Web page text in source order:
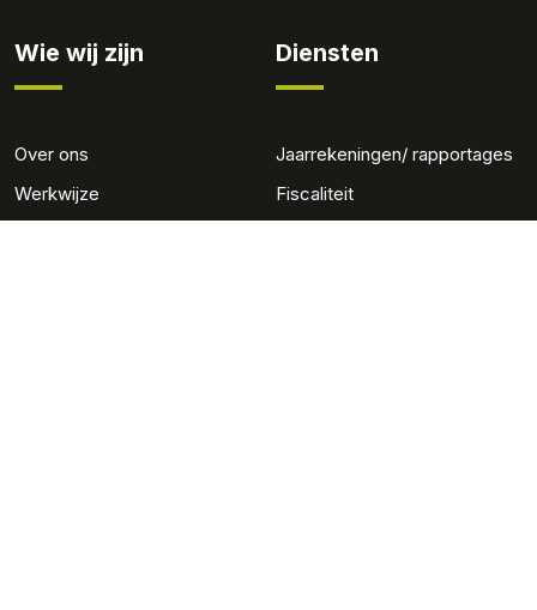
Wie wij zijn
Over ons
Werkwijze
Diensten
Jaarrekeningen/ rapportages
Fiscaliteit